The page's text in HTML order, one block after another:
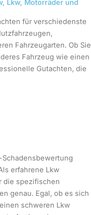
Lkw, Motorräder und
für verschiedenste
Fahrzeugarten. Ob Sie
Fahrzeug wie einen
Gutachten, die
erfahrene Lkw
die spezifischen
genau. Egal, ob es sich
schweren Lkw